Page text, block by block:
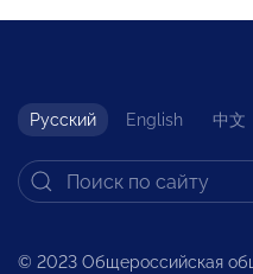
Русский English 中文
© 2023 Общероссийская